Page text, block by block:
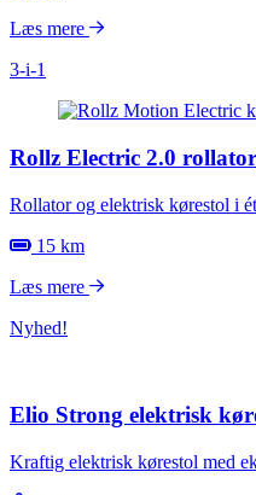
Læs mere
3-i-1
Rollz Electric 2.0 rollator
Rollator og elektrisk kørestol i
15 km
Læs mere
Nyhed!
Elio Strong elektrisk
Kraftig elektrisk kørestol med